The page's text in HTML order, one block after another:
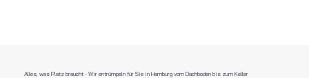
Alles, was Platz braucht - Wir entrümpeln für Sie in Hamburg vom Dachboden bis zum Keller